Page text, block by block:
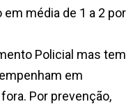
média de 1 a 2 por
Policial mas tem
em
Por prevenção,